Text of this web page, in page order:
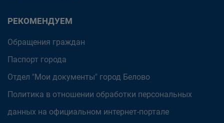
РЕКОМЕНДУЕМ
Обращения граждан
Паспорт города
Отдел "Мои документы" город Белово
Политика в отношении обработки персональных
данных на официальном интернет-портале